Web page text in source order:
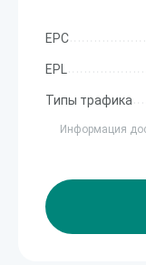
EPC
EPL
Типы трафика
Информация